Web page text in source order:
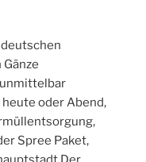
oder Abend,
Spree Paket,